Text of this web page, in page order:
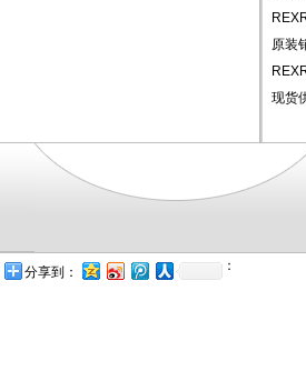
原装
现货
：
分享到：